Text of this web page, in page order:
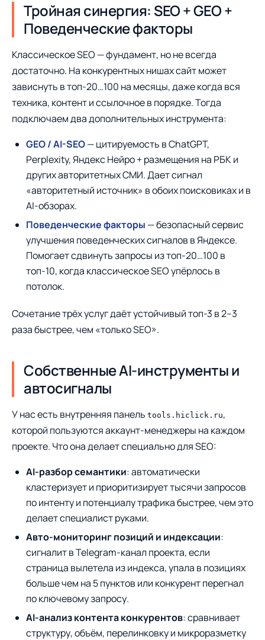
Тройная синергия: SEO + GEO +
Поведенческие факторы
Классическое SEO — фундамент, но не всегда
достаточно. На конкурентных нишах сайт может
зависнуть в топ-20…100 на месяцы, даже когда вся
техника, контент и ссылочное в порядке. Тогда
подключаем два дополнительных инструмента:
GEO / AI-SEO— цитируемость в ChatGPT,
Perplexity, Яндекс Нейро + размещения на РБК и
других авторитетных СМИ. Дает сигнал
«авторитетный источник» в обоих поисковиках и в
AI-обзорах.
Поведенческие факторы — безопасный сервис
улучшения поведенческих сигналов в Яндексе.
Помогает сдвинуть запросы из топ-20…100 в
топ-10, когда классическое SEO упёрлось в
потолок.
Сочетание трёх услуг даёт устойчивый топ-3 в 2–3
раза быстрее, чем «только SEO».
Собственные AI-инструменты и
автосигналы
У нас есть внутренняя панель tools.hiclick.ru,
которой пользуются аккаунт-менеджеры на каждом
проекте. Что она делает специально для SEO:
AI-разбор семантики: автоматически
кластеризует и приоритизирует тысячи запросов
по интенту и потенциалу трафика быстрее, чем это
делает специалист руками.
Авто-мониторинг позиций и индексации:
сигналит в Telegram-канал проекта, если
страница вылетела из индекса, упала в позициях
больше чем на 5 пунктов или конкурент перегнал
по ключевому запросу.
AI-анализ контента конкурентов: сравнивает
структуру, объём, перелинковку и микроразметку